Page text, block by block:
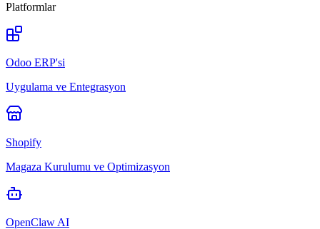
Platformlar
Odoo ERP'si
Uygulama ve Entegrasyon
Shopify
Magaza Kurulumu ve Optimizasyon
OpenClaw AI